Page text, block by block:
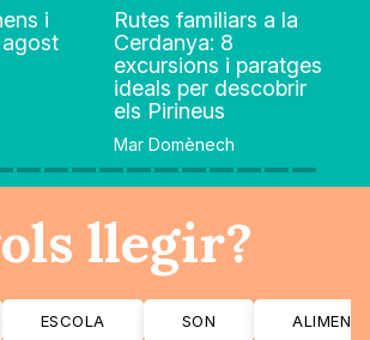
i
Rutes familiars a la
Cerdanya: 8
excursions i paratges
ideals per descobrir
els Pirineus
Mar Domènech
llegir?
ESCOLA SON